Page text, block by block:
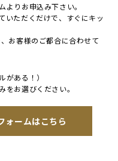
よりお申込み下さい。
いただくだけで、すぐにキッ
お客様のご都合に合わせて
がある！）
をお選びください。
ォームはこちら